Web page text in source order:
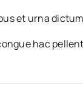
et urna
hac